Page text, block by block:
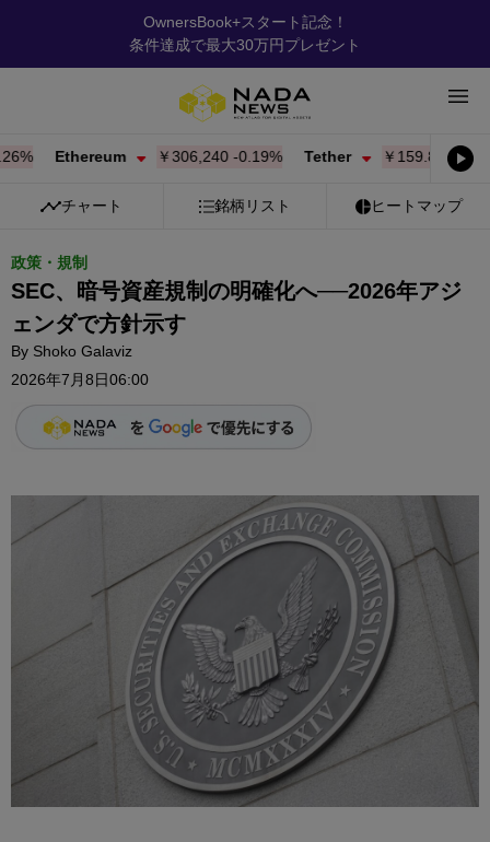
OwnersBook+スタート記念！
条件達成で最大30万円プレゼント
Ethereum ￥306,212-0.20% Tether ￥159.86-0.01%
チャート 銘柄リスト ヒートマップ
政策・規制
SEC、暗号資産規制の明確化へ──2026年アジ
ェンダで方針示す
By Shoko Galaviz
2026年7月8日06:00